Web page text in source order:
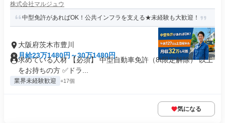
株式会社マルジュウ
中型免許があればOK！公共インフラを支える★未経験も大歓迎！
大阪府茨木市豊川
月給23万1480円～30万1480円
求めている人材 【必須】 中型自動車免許（8t限定解除） 以上
をお持ちの方 ✅ドラ...
業界未経験歓迎 +17個
気になる